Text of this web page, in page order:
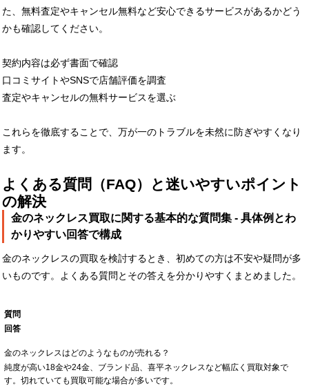
た、無料査定やキャンセル無料など安心できるサービスがあるかどう
かも確認してください。
契約内容は必ず書面で確認
口コミサイトやSNSで店舗評価を調査
査定やキャンセルの無料サービスを選ぶ
これらを徹底することで、万が一のトラブルを未然に防ぎやすくなり
ます。
よくある質問（FAQ）と迷いやすいポイント
の解決
金のネックレス買取に関する基本的な質問集 - 具体例とわ
かりやすい回答で構成
金のネックレスの買取を検討するとき、初めての方は不安や疑問が多
いものです。よくある質問とその答えを分かりやすくまとめました。
質問
回答
金のネックレスはどのようなものが売れる？
純度が高い18金や24金、ブランド品、喜平ネックレスなど幅広く買取対象で
す。切れていても買取可能な場合が多いです。